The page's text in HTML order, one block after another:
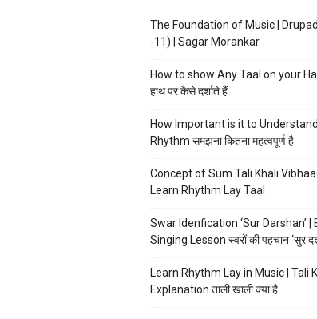
The Foundation of Music |
-11) | Sagar Morankar
How to show Any Taal on your
हाथ पर कैसे दर्शाते हैं
How Important is it to
Rhythm समझना कितना महत्वपूर्ण है
Concept of Sum Tali Khali Vibhaag
Learn Rhythm Lay Taal
Swar Idenfication ‘Sur Darshan’
Singing Lesson स्वरों की पहचान ‘सुर
Learn Rhythm Lay in Music | Tali
Explanation ताली खाली क्या है